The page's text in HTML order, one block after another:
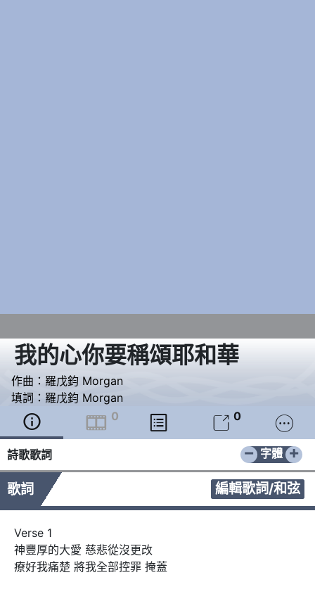
我的心你要稱頌耶和華
作曲： 羅戊鈞 Morgan
填詞： 羅戊鈞 Morgan
  0   0 
詩歌歌詞 − +
字體
歌詞 編輯歌詞/和弦
Verse 1
神豐厚的大愛 慈悲從沒更改
療好我痛楚 將我全部控罪 掩蓋